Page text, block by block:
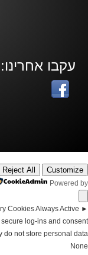
עקבו אחרינו:
Customize
Reject All
Powered by
►
CookiesAlways Active
log-ins and consent
do not store personal data.
None